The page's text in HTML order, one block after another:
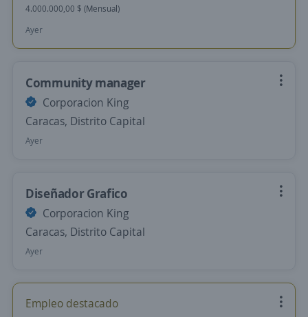
4.000.000,00 $ (Mensual)
Ayer
Community manager
Corporacion King
Caracas, Distrito Capital
Ayer
Diseñador Grafico
Corporacion King
Caracas, Distrito Capital
Ayer
Empleo destacado